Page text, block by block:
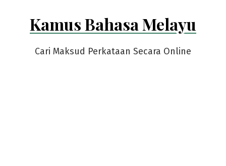
Kamus Bahasa Melayu
Cari Maksud Perkataan Secara Online